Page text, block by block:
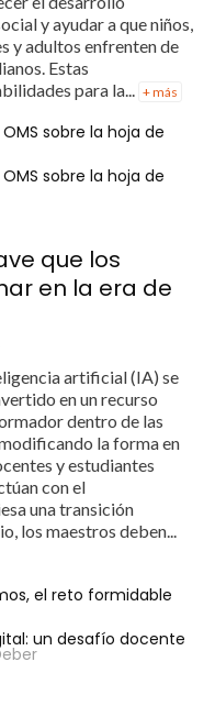
y ayudar a que niños,
y adultos enfrenten de
Estas
para la... + más
sobre la hoja de
sobre la hoja de
que los
en la era de
artificial (IA) se
en un recurso
dentro de las
la forma en
y estudiantes
con el
una transición
los maestros deben...
el reto formidable
un desafío docente